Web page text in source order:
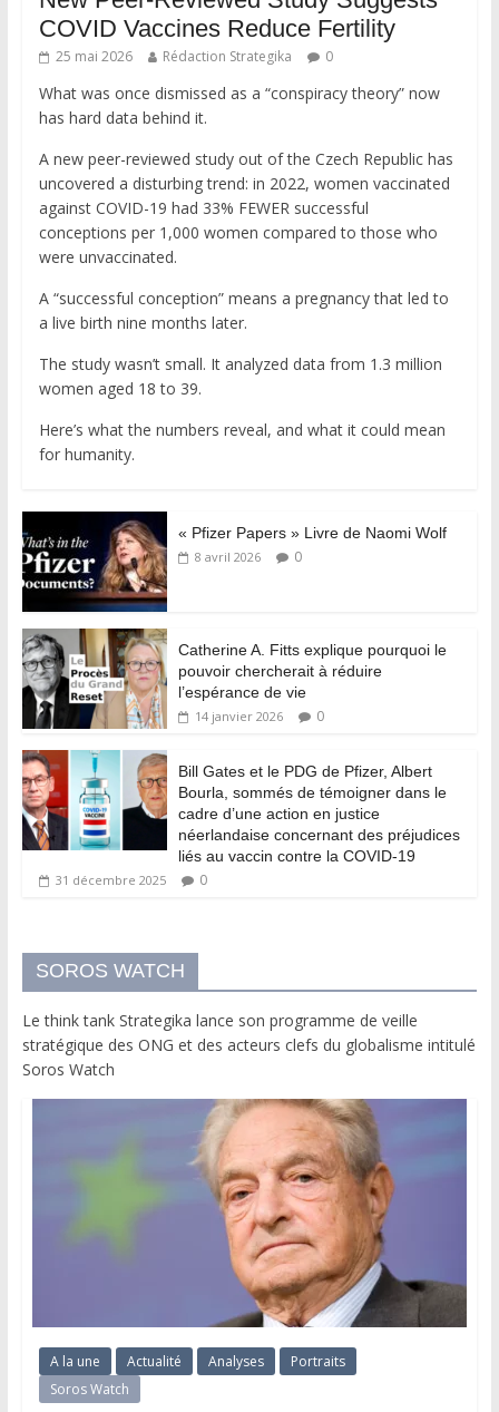
COVID Vaccines Reduce Fertility
25 mai 2026 Rédaction Strategika 0
What was once dismissed as a “conspiracy theory” now
has hard data behind it.
A new peer-reviewed study out of the Czech Republic has
uncovered a disturbing trend: in 2022, women vaccinated
against COVID-19 had 33% FEWER successful
conceptions per 1,000 women compared to those who
were unvaccinated.
A “successful conception” means a pregnancy that led to
a live birth nine months later.
The study wasn’t small. It analyzed data from 1.3 million
women aged 18 to 39.
Here’s what the numbers reveal, and what it could mean
for humanity.
« Pfizer Papers » Livre de Naomi Wolf
8 avril 2026 0
Catherine A. Fitts explique pourquoi le
pouvoir chercherait à réduire
l’espérance de vie
14 janvier 2026 0
Bill Gates et le PDG de Pfizer, Albert
Bourla, sommés de témoigner dans le
cadre d’une action en justice
néerlandaise concernant des préjudices
liés au vaccin contre la COVID-19
31 décembre 2025 0
SOROS WATCH
Le think tank Strategika lance son programme de veille
stratégique des ONG et des acteurs clefs du globalisme intitulé
Soros Watch
A la une Actualité Analyses
Portraits
Soros Watch